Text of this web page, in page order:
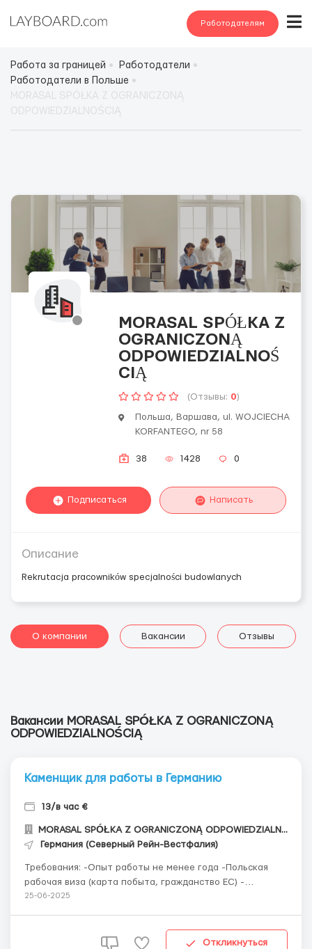
Работодателям
Работа за границей
Работодатели
Работодатели в Польше
MORASAL SPÓŁKA Z
OGRANICZONĄ
ODPOWIEDZIALNOŚ
CIĄ
(Отзывы: 0)
Польша, Варшава, ul. WOJCIECHA
KORFANTEGO, nr 58
38 1428 0
Подписаться Написать
Описание
Rekrutacja pracowników specjalności budowlanych
О компании Вакансии Отзывы
Вакансии MORASAL SPÓŁKA Z OGRANICZONĄ
ODPOWIEDZIALNOŚCIĄ
Каменщик для работы в Германию
13/в час €
MORASAL SPÓŁKA Z OGRANICZONĄ ODPOWIEDZIALNOŚCIĄ
Германия (Северный Рейн-Вестфалия)
Требования: -Опыт работы не менее года -Польская
рабочая виза (карта побыта, гражданство ЕС) -
Приоритет на сработанные бригады - (можно и мастера
кладка) Объект ...
25-06-2025
Откликнуться